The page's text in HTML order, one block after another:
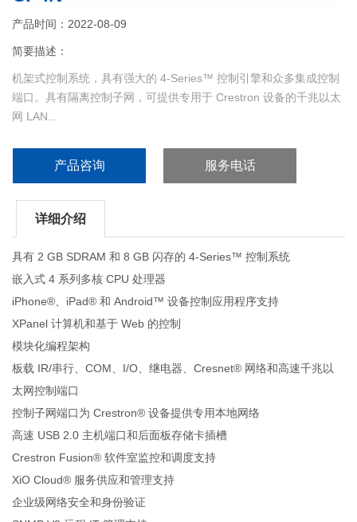
产品时间：2022-08-09
简要描述：
机架式控制系统，具有强大的 4-Series™ 控制引擎和众多集成控制
端口。具有隔离控制子网，可提供专用于 Crestron 设备的千兆以太
网 LAN...
产品咨询 服务电话
详细介绍
具有 2 GB SDRAM 和 8 GB 闪存的 4-Series™ 控制系统
嵌入式 4 系列多核 CPU 处理器
iPhone®、iPad® 和 Android™ 设备控制应用程序支持
XPanel 计算机和基于 Web 的控制
模块化编程架构
板载 IR/串行、COM、I/O、继电器、Cresnet® 网络和高速千兆以
太网控制端口
控制子网端口为 Crestron® 设备提供专用本地网络
高速 USB 2.0 主机端口和后面板存储卡插槽
Crestron Fusion® 软件室监控和调度支持
XiO Cloud® 服务供应和管理支持
企业级网络安全和身份验证